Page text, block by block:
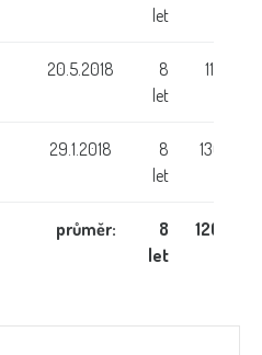
let
20.5.2018
8
let
117 cm
29.1.2018
8
let
136 cm
průměr:
8
let
120 cm